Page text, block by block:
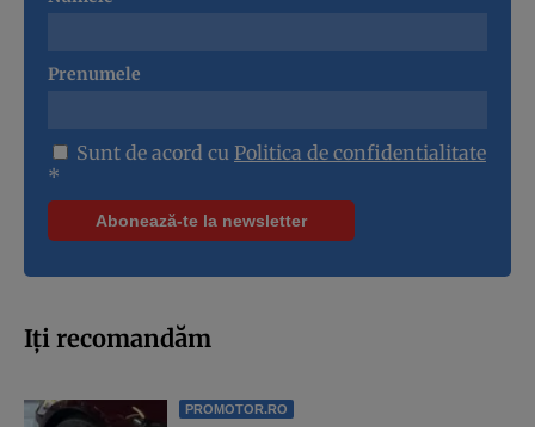
Prenumele
Sunt de acord cu Politica de confidentialitate
*
Iți recomandăm
PROMOTOR.RO